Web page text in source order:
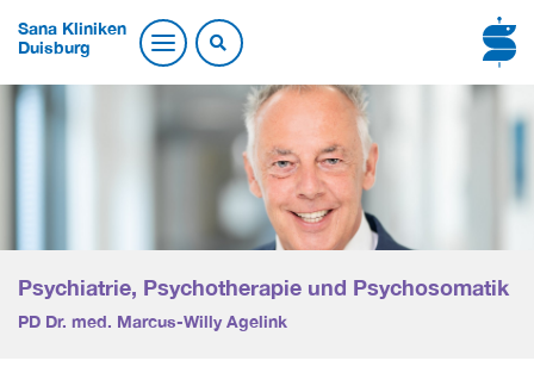
Sana Kliniken
Duisburg
Psychiatrie, Psychotherapie und Psychosomatik
PD Dr. med. Marcus-Willy Agelink